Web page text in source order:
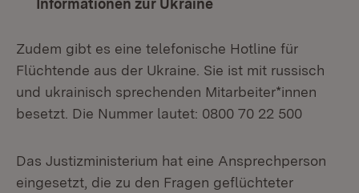
Informationen zur Ukraine
Zudem gibt es eine telefonische Hotline für
Flüchtende aus der Ukraine. Sie ist mit russisch
und ukrainisch sprechenden Mitarbeiter*innen
besetzt. Die Nummer lautet: 0800 70 22 500
Das Justizministerium hat eine Ansprechperson
eingesetzt, die zu den Fragen geflüchteter